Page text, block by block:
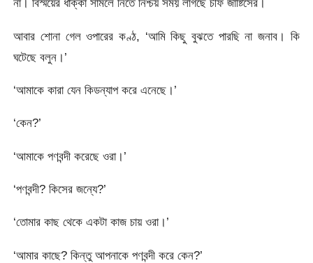
না। বিস্ময়ের ধাক্কা সামলে নিতে নিশ্চয় সময় লাগছে চীফ জাষ্টিসের।
আবার শোনা গেল ওপারের কণ্ঠ, ‘আমি কিছু বুঝতে পারছি না জনাব। কি
ঘটেছে বলুন।’
‘আমাকে কারা যেন কিডন্যাপ করে এনেছে।’
‘কেন?’
‘আমাকে পণবন্দী করেছে ওরা।’
‘পণবন্দী? কিসের জন্যে?’
‘তোমার কাছ থেকে একটা কাজ চায় ওরা।’
‘আমার কাছে? কিন্তু আপনাকে পণবন্দী করে কেন?’